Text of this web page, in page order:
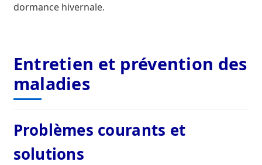
dormance hivernale.
Entretien et prévention des
maladies
Problèmes courants et
solutions